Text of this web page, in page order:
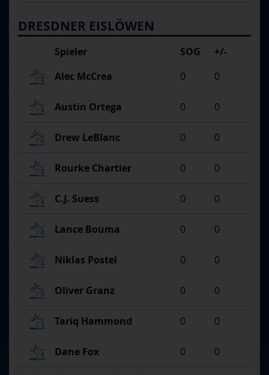
DRESDNER EISLÖWEN
Spieler SOG
+/-
Alec McCrea
0 0
Austin Ortega 0 0
Drew LeBlanc 0 0
Rourke Chartier 0 0
C.J. Suess 0 0
Lance Bouma 0 0
Niklas Postel 0 0
Oliver Granz 0 0
Tariq Hammond 0 0
Dane Fox 0 0